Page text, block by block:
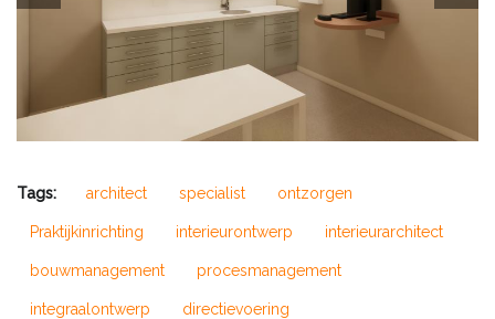
Tags: architect specialist ontzorgen
Praktijkinrichting interieurontwerp interieurarchitect
bouwmanagement procesmanagement
integraalontwerp directievoering